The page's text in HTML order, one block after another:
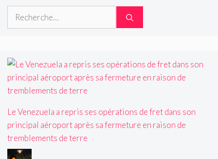
Rechercher :
Le Venezuela a repris ses opérations de fret dans son
principal aéroport après sa fermeture en raison de
tremblements de terre